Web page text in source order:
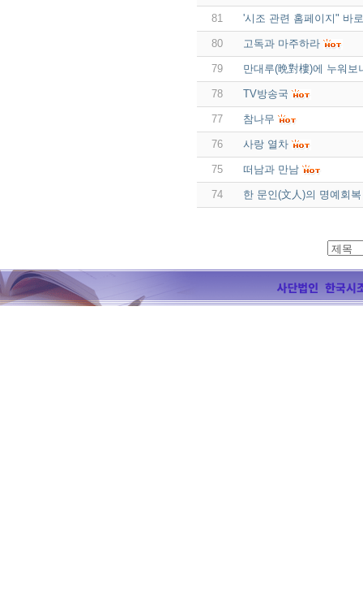
81 '시조 관련 홈페이지" 바
80 고독과 마주하라
79 만대루(晩對樓)에 누워보
78 TV방송국
77 참나무
76 사랑 열차
75 떠남과 만남
74 한 문인(文人)의 명예회복